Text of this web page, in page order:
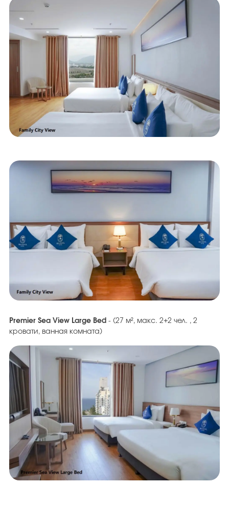
Premier Sea View Large Bed - (27 м², макс. 2+2 чел. , 2
кровати, ванная комната)